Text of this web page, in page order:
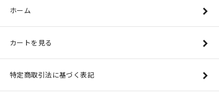
ホーム
カートを見る
特定商取引法に基づく表記